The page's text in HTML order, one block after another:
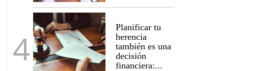
Planificar tu
herencia
también es una
decisión
financiera:...